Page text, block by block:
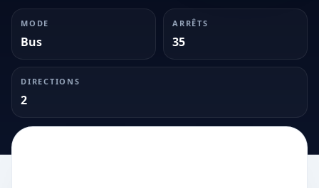
MODE
Bus
ARRÊTS
35
DIRECTIONS
2